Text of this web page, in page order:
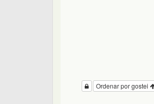
Ordenar por gostei